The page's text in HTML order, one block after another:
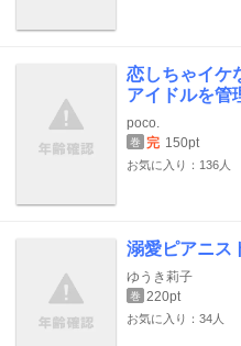
恋しちゃイケ
アイドルを管
poco.
巻 完 150pt
お気に入り：136人
溺愛ピアニス
ゆうき莉子
巻 220pt
お気に入り：34人